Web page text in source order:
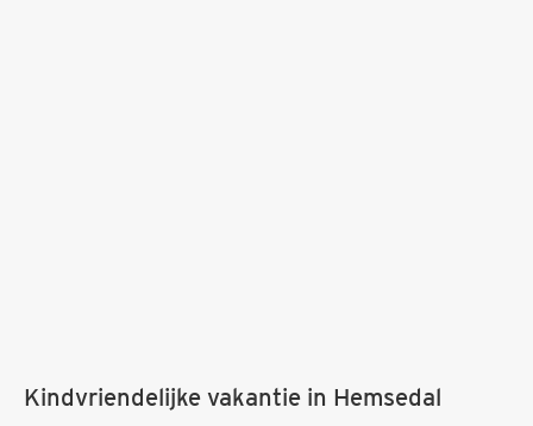
Kindvriendelijke vakantie in Hemsedal